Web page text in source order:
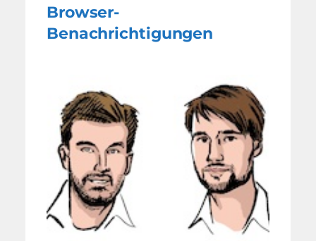
Browser-
Benachrichtigungen